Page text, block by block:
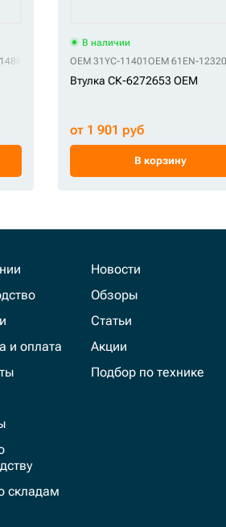
ZMG BU-166ZMG JBV0568ZMG KBV0742
В наличии
OEM 31YC-11401 OEM 61EN-12320
Втулка СК-6272653 OEM
от 1 901 руб
В корзину
и оплата
складам
Новости
Обзоры
Статьи
Акции
Подбор по технике